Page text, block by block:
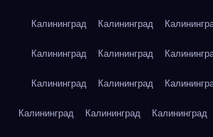
Калининград Калининград
Калининград Калининград
Калининград Калининград
Калининград Калининград Калининград